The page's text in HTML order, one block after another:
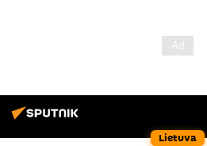
Lietuva